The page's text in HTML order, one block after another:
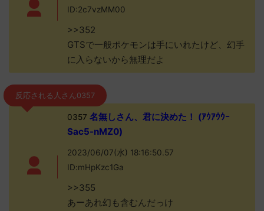
ID:2c7vzMM00
>>352
GTSで一般ポケモンは手にいれたけど、幻手
に入らないから無理だよ
反応される人さん0357
0357 名無しさん、君に決めた！ (ｱｳｱｳｳｰ
Sac5-nMZ0)
2023/06/07(水) 18:16:50.57
ID:mHpKzc1Ga
>>355
あーあれ幻も含むんだっけ